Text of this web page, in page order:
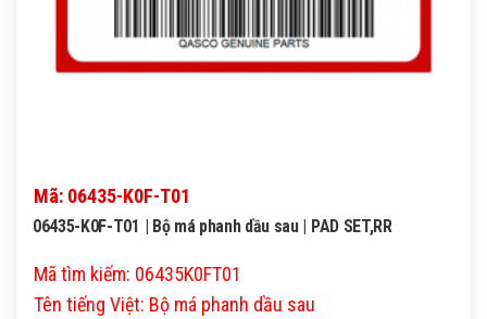
Mã: 06435-K0F-T01
06435-K0F-T01 | Bộ má phanh dầu sau | PAD SET,RR
Mã tìm kiếm: 06435K0FT01
Tên tiếng Việt: Bộ má phanh dầu sau